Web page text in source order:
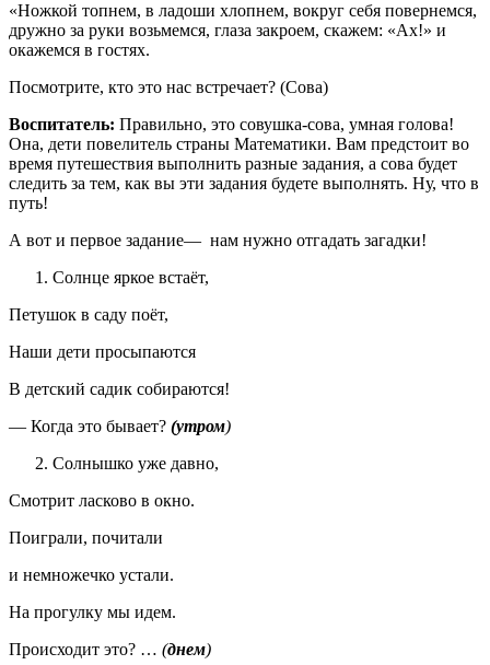
«Ножкой топнем, в ладоши хлопнем, вокруг себя повернемся,
дружно за руки возьмемся, глаза закроем, скажем: «Ах!» и
окажемся в гостях.
Посмотрите, кто это нас встречает? (Сова)
Воспитатель: Правильно, это совушка-сова, умная голова!
Она, дети повелитель страны Математики. Вам предстоит во
время путешествия выполнить разные задания, а сова будет
следить за тем, как вы эти задания будете выполнять. Ну, что в
путь!
А вот и первое задание— нам нужно отгадать загадки!
Солнце яркое встаёт,
Петушок в саду поёт,
Наши дети просыпаются
В детский садик собираются!
— Когда это бывает? (утром)
Солнышко уже давно,
Смотрит ласково в окно.
Поиграли, почитали
и немножечко устали.
На прогулку мы идем.
Происходит это? … (днем)